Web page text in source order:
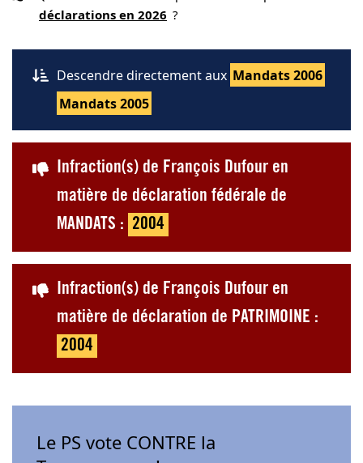
déclarations en 2026 ?
Descendre directement aux Mandats 2006
Mandats 2005
Infraction(s) de François Dufour en
matière de déclaration fédérale de
MANDATS : 2004
Infraction(s) de François Dufour en
matière de déclaration de PATRIMOINE :
2004
Le PS vote CONTRE la